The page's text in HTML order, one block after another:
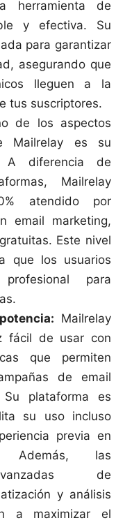
herramienta de
y efectiva. Su
para garantizar
asegurando que
lleguen a la
tus suscriptores.
de los aspectos
Mailrelay es su
A diferencia de
Mailrelay
atendido por
email marketing,
Este nivel
que los usuarios
para
Mailrelay
fácil de usar con
que permiten
de email
Su plataforma es
su uso incluso
previa en
Además, las
de
y análisis
a maximizar el